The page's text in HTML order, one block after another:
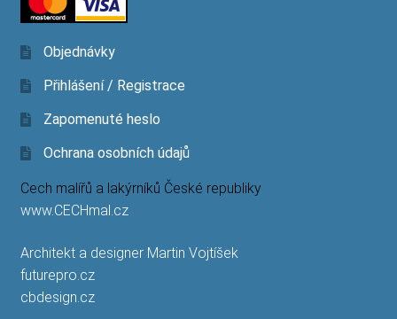
Objednávky
Přihlášení / Registrace
Zapomenuté heslo
Ochrana osobních údajů
Cech malířů a lakýrníků České republiky
www.CECHmal.cz
Architekt a designer Martin Vojtíšek
futurepro.cz
cbdesign.cz